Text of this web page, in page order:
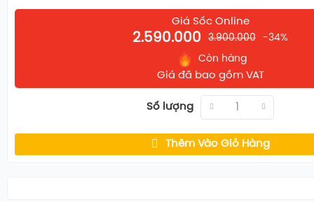
Giá Sốc Online
2.590.000 3.900.000 -34%
Còn hàng
Giá đã bao gồm VAT
Số lượng
Thêm Vào Giỏ Hàng